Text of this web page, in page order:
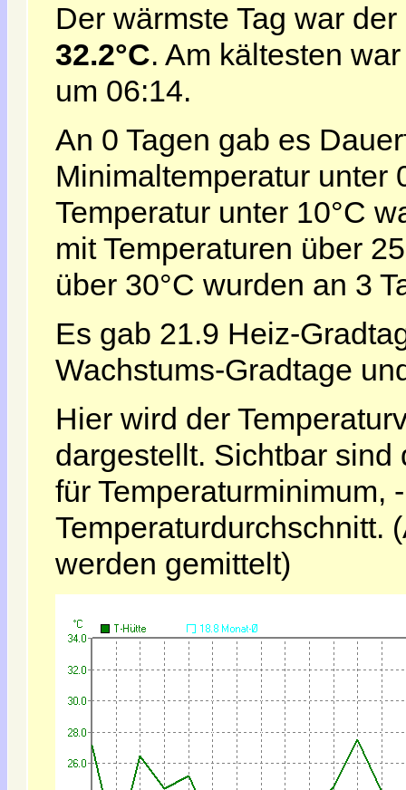
Der wärmste Tag war der
32.2°C. Am kältesten
um 06:14.
An 0 Tagen gab es
Minimaltemperatur unter
Temperatur unter 10°C
mit Temperaturen über
über 30°C wurden an 3
Es gab 21.9 Heiz-
Wachstums-Gradtage
Hier wird der
dargestellt. Sichtbar
für Temperaturminimum,
Temperaturdurchschnitt.
werden gemittelt)